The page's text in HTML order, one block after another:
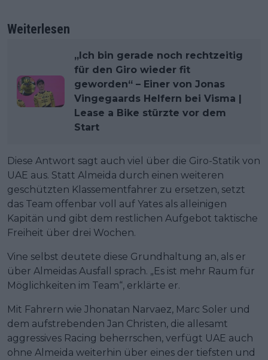
Weiterlesen
„Ich bin gerade noch rechtzeitig
für den Giro wieder fit
geworden“ – Einer von Jonas
Vingegaards Helfern bei Visma |
Lease a Bike stürzte vor dem
Start
Diese Antwort sagt auch viel über die Giro-Statik von
UAE aus. Statt Almeida durch einen weiteren
geschützten Klassementfahrer zu ersetzen, setzt
das Team offenbar voll auf Yates als alleinigen
Kapitän und gibt dem restlichen Aufgebot taktische
Freiheit über drei Wochen.
Vine selbst deutete diese Grundhaltung an, als er
über Almeidas Ausfall sprach. „Es ist mehr Raum für
Möglichkeiten im Team“, erklärte er.
Mit Fahrern wie Jhonatan Narvaez, Marc Soler und
dem aufstrebenden Jan Christen, die allesamt
aggressives Racing beherrschen, verfügt UAE auch
ohne Almeida weiterhin über eines der tiefsten und